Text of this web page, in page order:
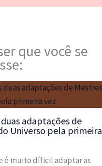
que você se
duas adaptações de
Universo pela primeira
é muito díficil adaptar as